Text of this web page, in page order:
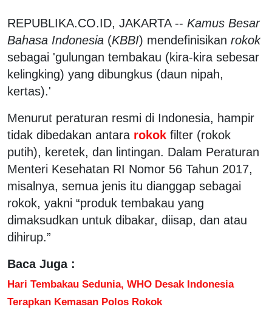
REPUBLIKA.CO.ID, JAKARTA -- Kamus Besar
Bahasa Indonesia (KBBI) mendefinisikan rokok
sebagai 'gulungan tembakau (kira-kira sebesar
kelingking) yang dibungkus (daun nipah,
kertas).'
Menurut peraturan resmi di Indonesia, hampir
tidak dibedakan antara rokok filter (rokok
putih), keretek, dan lintingan. Dalam Peraturan
Menteri Kesehatan RI Nomor 56 Tahun 2017,
misalnya, semua jenis itu dianggap sebagai
rokok, yakni “produk tembakau yang
dimaksudkan untuk dibakar, diisap, dan atau
dihirup.”
Baca Juga :
Hari Tembakau Sedunia, WHO Desak Indonesia
Terapkan Kemasan Polos Rokok